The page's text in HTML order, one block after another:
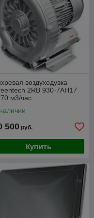
воздуходувка
2RB 930-7AH17
м3/час
500 руб.
Купить